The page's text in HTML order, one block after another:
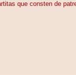
que consten de